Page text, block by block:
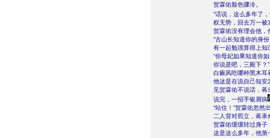
贺霖佑脸色骤冷。
“话说，这么多年了
权无势，回去万一被
贺霖佑没有理会他，
“古山长知道你的身
有一起勉强算得上知
“你母妃如果知道你
你说是吧，三殿下？”
白癜风吃哪种黑木耳
他这是在说自己知安
见贺霖佑不说话，
说完，一招手银屑病
“站住！”贺霖佑忽然
二人背对而立，蒋
贺霖佑缓缓转过身子
这是这么多年，他第